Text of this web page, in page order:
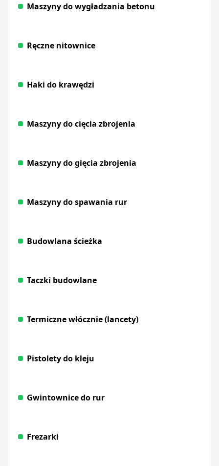
Maszyny do wygładzania betonu
Ręczne nitownice
Haki do krawędzi
Maszyny do cięcia zbrojenia
Maszyny do gięcia zbrojenia
Maszyny do spawania rur
Budowlana ścieżka
Taczki budowlane
Termiczne włócznie (lancety)
Pistolety do kleju
Gwintownice do rur
Frezarki